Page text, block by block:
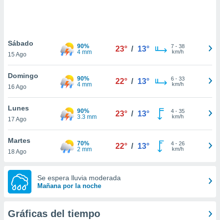
únicos
similares
como
IP
de
traten tus
en
a lo que
Para
Sábado
15 Ago
90%
4 mm
23° / 13° 7- 38
km/h
Domingo
16 Ago
90%
4 mm
22° / 13° 6- 33
km/h
Lunes
17 Ago
90%
3.3 mm
23° / 13° 4- 35
km/h
Martes
18 Ago
70%
2 mm
22° / 13° 4- 26
km/h
Se espera lluvia moderada
Mañana por la noche
Gráficas del tiempo